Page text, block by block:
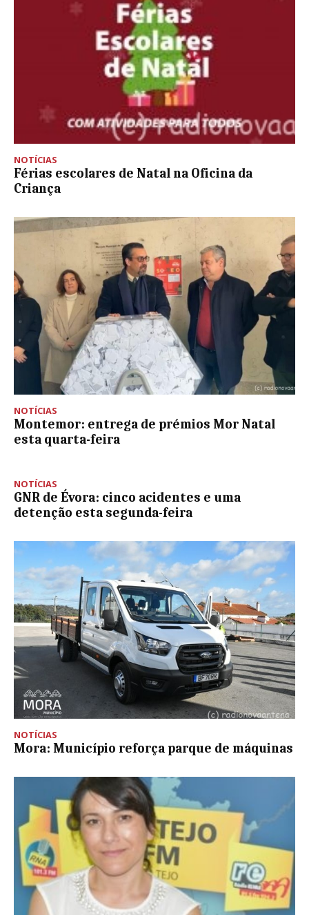
NOTÍCIAS
Férias escolares de Natal na Oficina da
Criança
NOTÍCIAS
Montemor: entrega de prémios Mor Natal
esta quarta-feira
NOTÍCIAS
GNR de Évora: cinco acidentes e uma
detenção esta segunda-feira
NOTÍCIAS
Mora: Município reforça parque de máquinas